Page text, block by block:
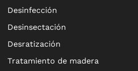
Desinfección
Desinsectación
Desratización
Tratamiento de madera